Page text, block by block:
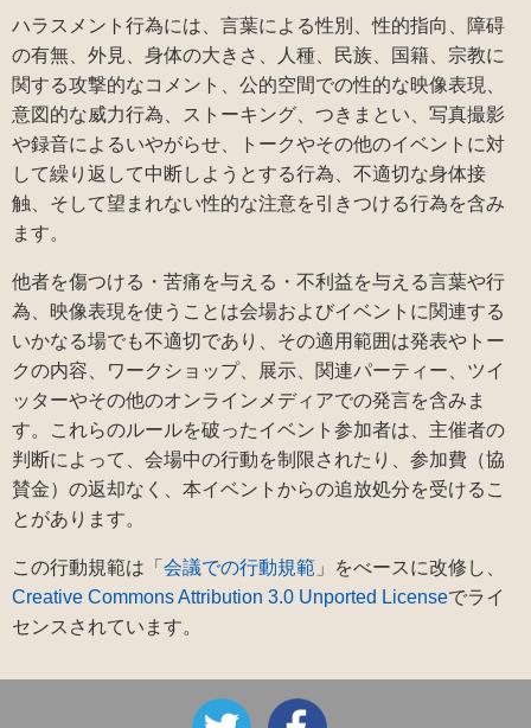
ハラスメント行為には、言葉による性別、性的指向、障碍
の有無、外見、身体の大きさ、人種、民族、国籍、宗教に
関する攻撃的なコメント、公的空間での性的な映像表現、
意図的な威力行為、ストーキング、つきまとい、写真撮影
や録音によるいやがらせ、トークやその他のイベントに対
して繰り返して中断しようとする行為、不適切な身体接
触、そして望まれない性的な注意を引きつける行為を含み
ます。
他者を傷つける・苦痛を与える・不利益を与える言葉や行
為、映像表現を使うことは会場およびイベントに関連する
いかなる場でも不適切であり、その適用範囲は発表やトー
クの内容、ワークショップ、展示、関連パーティー、ツイ
ッターやその他のオンラインメディアでの発言を含みま
す。これらのルールを破ったイベント参加者は、主催者の
判断によって、会場中の行動を制限されたり、参加費（協
賛金）の返却なく、本イベントからの追放処分を受けるこ
とがあります。
この行動規範は「 会議での行動規範 」をべースに改修し、
Creative Commons Attribution 3.0 Unported Licenseでライ
センスされています。